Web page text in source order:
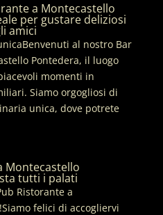
a Montecastello
per gustare deliziosi
amici
al nostro Bar
Pontedera, il luogo
momenti in
Siamo orgogliosi di
unica, dove potrete
Montecastello
tutti i palati
Ristorante a
felici di accogliervi